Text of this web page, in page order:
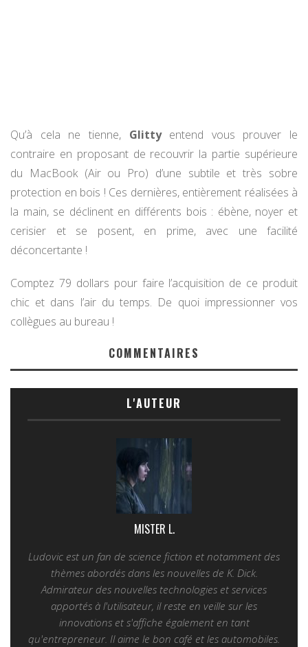
Qu’à cela ne tienne, Glittyentend vous prouver le
contraire en proposant de recouvrir la partie supérieure
du MacBook (Air ou Pro) d’une subtile et très sobre
protection en bois ! Ces dernières, entièrement réalisées à
la main, se déclinent en différents bois : ébène, noyer et
cerisier et se posent, en prime, avec une facilité
déconcertante !
Comptez 79 dollars pour faire l’acquisition de ce produit
chic et dans l’air du temps. De quoi impressionner vos
collègues au bureau !
COMMENTAIRES
L'AUTEUR
MISTER L.
Ludovic est un fan de science fiction et notamment des
thèmes abordés dans les nouvelles de K. Dick.
Admirateur des nouvelles technologies et services
apportés à l'utilisateur, il reste en veille sur les
innovations et s'affiche également en tant
qu'entrepreneur. Il aime le bon café et les automobiles.